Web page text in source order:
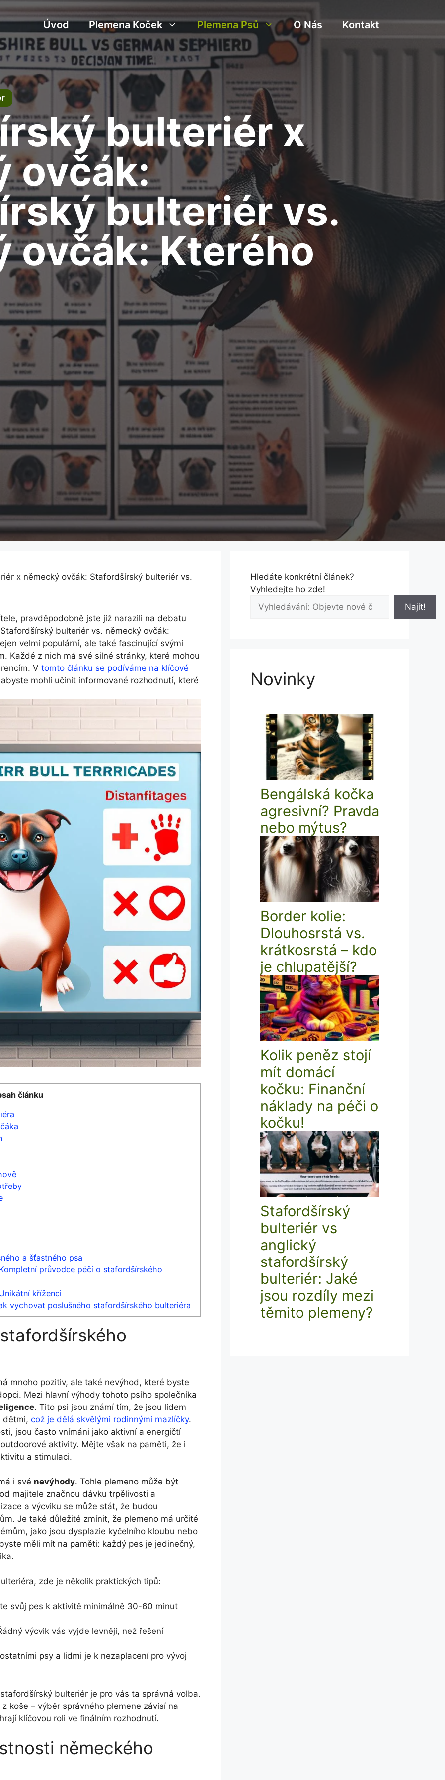
Úvod Plemena Koček Plemena Psů O Nás Kontakt
bulteriér x
ovčák:
bulteriér vs.
ovčák: Kterého
x německý ovčák: Stafordšírský bulteriér vs.
pravděpodobně jste již narazili na debatu
bulteriér vs. německý ovčák:
velmi populární, ale také fascinující svými
Každé z nich má své silné stránky, které mohou
V tomto článku se podíváme na klíčové
mohli učinit informované rozhodnutí, které
článku
a šťastného psa
průvodce péčí o stafordšírského
kříženci
vychovat poslušného stafordšírského bulteriéra
mnoho pozitiv, ale také nevýhod, které byste
Mezi hlavní výhody tohoto psího společníka
. Tito psi jsou známí tím, že jsou lidem
dětmi, což je dělá skvělými rodinnými mazlíčky.
jsou často vnímáni jako aktivní a energičtí
aktivity. Mějte však na paměti, že i
a stimulaci.
i své nevýhody. Tohle plemeno může být
majitele značnou dávku trpělivosti a
a výcviku se může stát, že budou
Je také důležité zmínit, že plemeno má určité
jako jsou dysplazie kyčelního kloubu nebo
měli mít na paměti: každý pes je jedinečný,
zde je několik praktických tipů:
svůj pes k aktivitě minimálně 30-60 minut
výcvik vás vyjde levněji, než řešení
psy a lidmi je k nezaplacení pro vývoj
bulteriér je pro vás ta správná volba.
koše – výběr správného plemene závisí na
klíčovou roli ve finálním rozhodnutí.
německého
Hledáte konkrétní článek?
Vyhledejte ho zde!
Najít!
Novinky
Bengálská kočka
agresivní? Pravda
nebo mýtus?
Border kolie:
Dlouhosrstá vs.
krátkosrstá – kdo
je chlupatější?
Kolik peněz stojí
mít domácí
kočku: Finanční
náklady na péči o
kočku!
Stafordšírský
bulteriér vs
anglický
stafordšírský
bulteriér: Jaké
jsou rozdíly mezi
těmito plemeny?